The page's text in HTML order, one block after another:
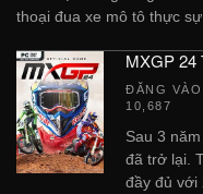
thoại đua xe mô tô thực sự.
MXGP 24
ĐĂNG VÀO
10,687
Sau 3
đã trở lại.
đầy đủ với